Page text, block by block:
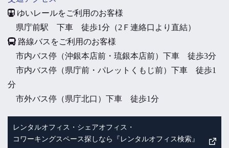
ゆいレールをご利用のお客様
県庁前駅 下車 徒歩1分（2Ｆ連絡口より直結）
路線バスをご利用のお客様
市内バス停（沖銀本店前・琉銀本店前）下車 徒歩3分
市内バス停（県庁前・パレットくもじ前）下車 徒歩1
分
市外バス停（県庁北口）下車 徒歩1分
レンタルオフィス・シェアオフィス・
コワーキングスペース探しなら『レンタルオフィス検索』